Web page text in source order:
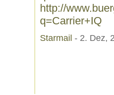
http://
q=Carrier+IQ
Starmail - 2. Dez,